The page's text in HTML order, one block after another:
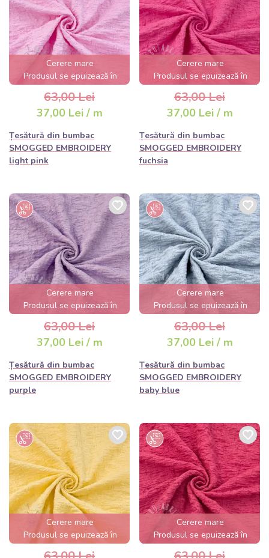
Cerere mare
Produsul se epuizează în
câteva ore
63,00 Lei
37,00 Lei / m
Țesătură din bumbac
SMOGGED EMBROIDERY
light pink
Cerere mare
Produsul se epuizează în
câteva ore
63,00 Lei
37,00 Lei / m
Țesătură din bumbac
SMOGGED EMBROIDERY
fuchsia
Cerere mare
Produsul se epuizează în
câteva ore
63,00 Lei
37,00 Lei / m
Țesătură din bumbac
SMOGGED EMBROIDERY
purple
Cerere mare
Produsul se epuizează în
câteva ore
63,00 Lei
37,00 Lei / m
Țesătură din bumbac
SMOGGED EMBROIDERY
baby blue
Cerere mare
Produsul se epuizează în
câteva ore
Cerere mare
Produsul se epuizează în
câteva ore